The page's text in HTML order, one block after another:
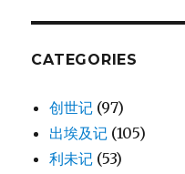
CATEGORIES
创世记 (97)
出埃及记 (105)
利未记 (53)